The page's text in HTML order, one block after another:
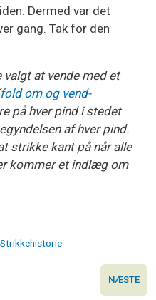
Dermed var det
gang. Tak for den
at vende med et
fold om og vend-
på hver pind i stedet
af hver pind.
strikke kant på når alle
kommer et indlæg om
Strikkehistorie
NÆSTE